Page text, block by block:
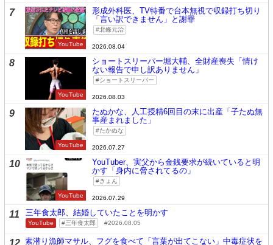
7
YouTube
形成外科医、TV特番で台本無視で収録打ち切り
「言い訳できません」と謝罪
北條元治
2026.08.04
8
YouTube
ショートスリーパー堀大輔、全財産喪失「情け
ない報告で申し訳ありません」
ショートスリーパー
2026.08.03
9
YouTube
たぬかな、人工授精6回目の末に出産「子たぬ無
事産まれました」
たかぬな
2026.07.27
10
YouTube
YouTuber、実父から金銭要求が続いていると明
かす「身内に脅されてるの」
きょん
2026.07.29
11 三年食太郎、結婚していたことを明かす
YouTube 三年食太郎 2026.08.05
12 素潜り漁師マサル、フグを食べて「言葉が出てこない」中毒症状を